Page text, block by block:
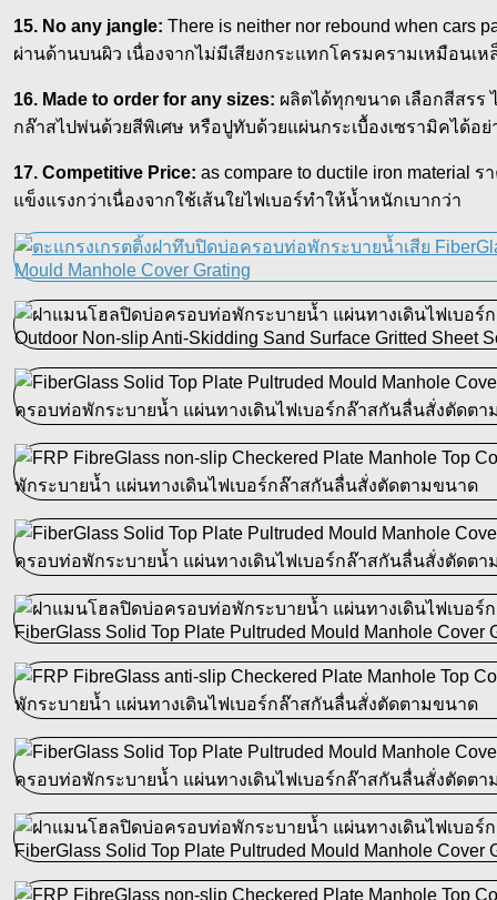
15. No any jangle: There is neither nor rebound when cars
ผ่านด้านบนผิว เนื่องจากไม่มีเสียงกระแทกโครมครามเหมือนเ
16. Made to order for any sizes: ผลิตได้ทุกขนาด เลือกสีสรร
กล๊าสไปพ่นด้วยสีพิเศษ หรือปูทับด้วยแผ่นกระเบื้องเซรามิคได้อย่
17. Competitive Price: as compare to ductile iron material
แข็งแรงกว่าเนื่องจากใช้เส้นใยไฟเบอร์ทำให้น้ำหนักเบากว่า